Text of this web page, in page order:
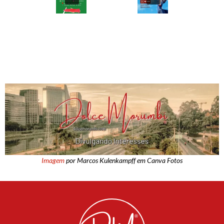
Imagempor Marcos Kulenkampff em Canva Fotos